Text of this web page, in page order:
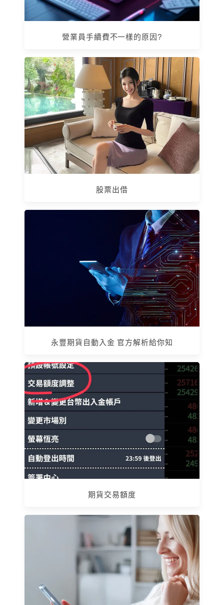
營業員手續費不一樣的原因?
股票出借
永豐期貨自動入金 官方解析給你知
期貨交易額度